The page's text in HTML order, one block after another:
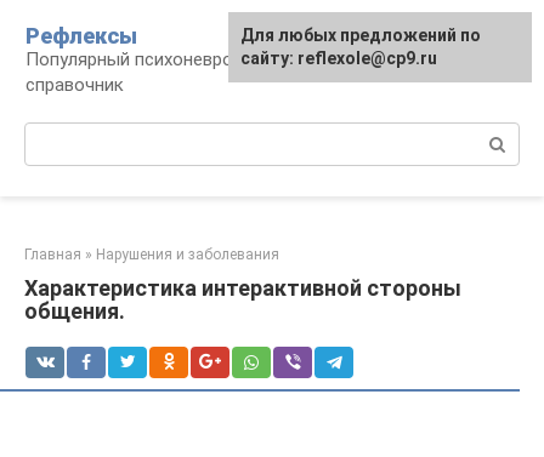
контенту
Рефлексы
Популярный психоневрологический
справочник
Главная » Нарушения и заболевания
Характеристика интерактивной стороны
общения.
Для любых предложений по
сайту: reflexole@cp9.ru